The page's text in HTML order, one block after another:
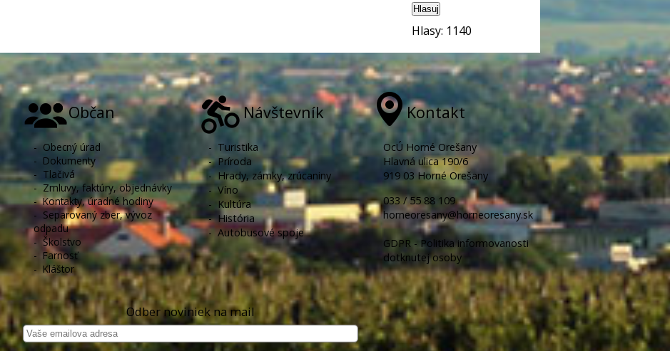
Hlasuj
Hlasy: 1140
Občan
- Obecný úrad
- Dokumenty
- Tlačivá
-Zmluvy, faktúry, objednávky
-Kontakty, úradné hodiny
- Separovaný zber, vývoz
odpadu
-Školstvo
-Farnosť
-Kláštor
Návštevník
- Turistika
-Príroda
-Hrady, zámky, zrúcaniny
-Víno
- Kultúra
-História
-Autobusové spoje
Kontakt
OcÚ Horné Orešany
Hlavná ulica 190/6
919 03 Horné Orešany
033 / 55 88 109
horneoresany@horneoresany.sk
GDPR - Politika informovanosti
dotknutej osoby
Odber noviniek na mail